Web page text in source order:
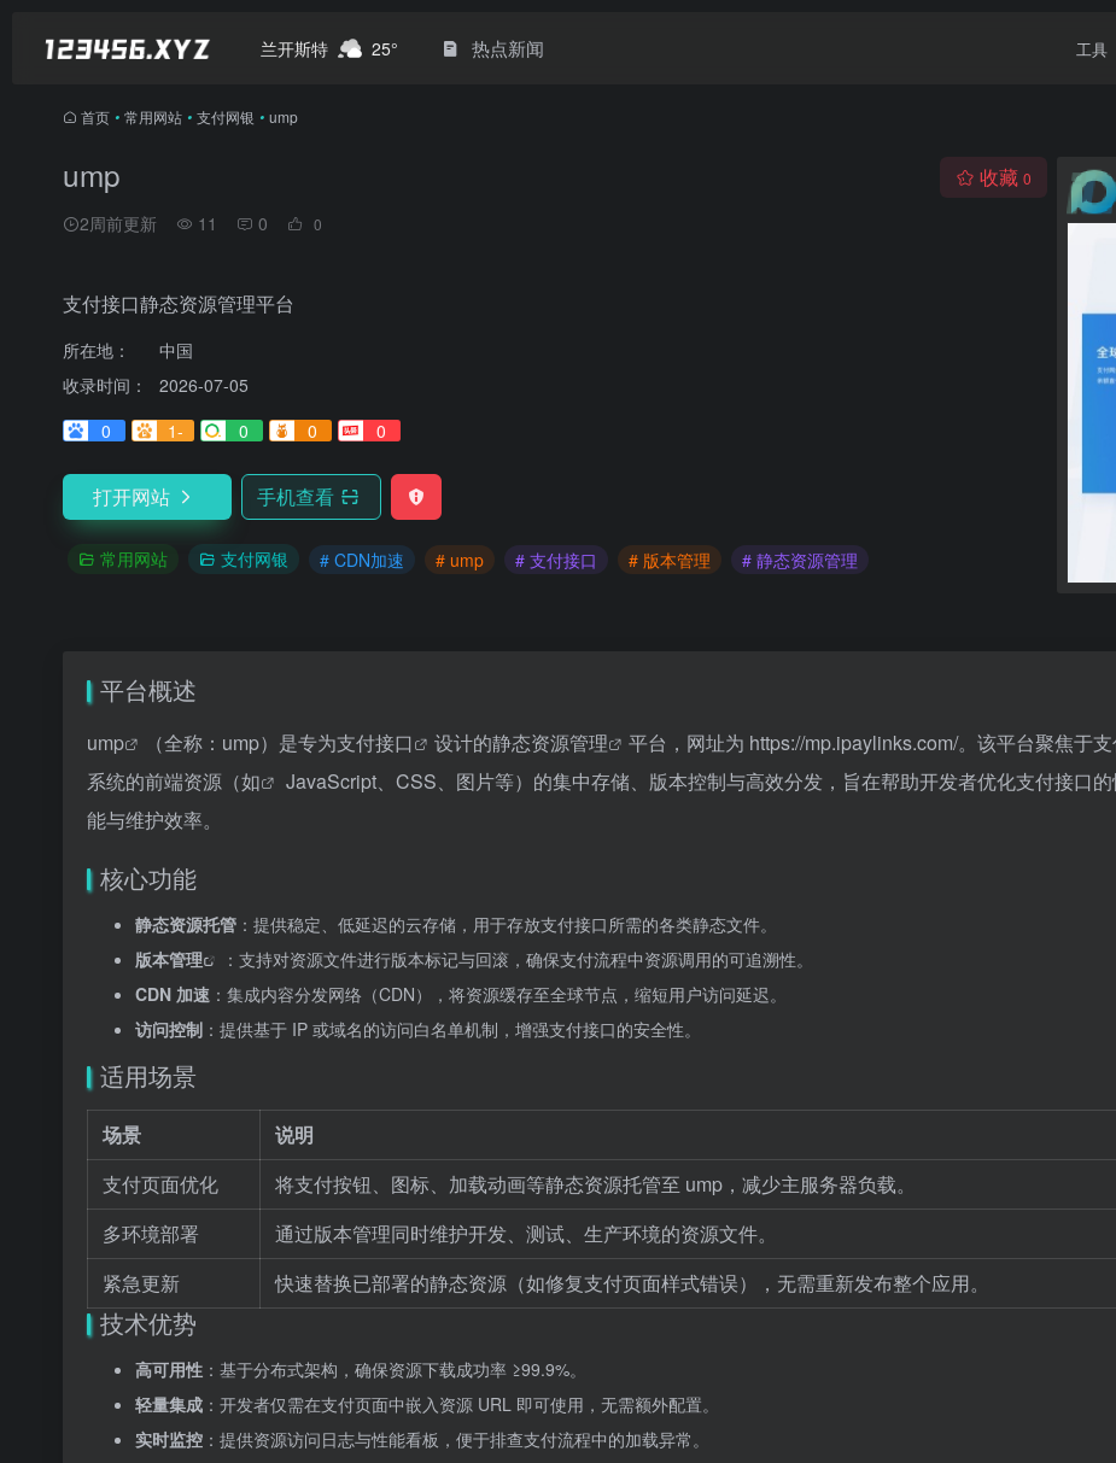
兰开斯特 25° 热点新闻 工具
首页 • 常用网站 • 支付网银 • ump
ump
2周前更新 11 0 0
收藏 0
支付接口静态资源管理平台
所在地：
中国
收录时间：
2026-07-05
0
1- 0 0 0
打开网站 手机查看
常用网站 支付网银 # CDN加速 # ump # 支付接口 # 版本管理 # 静态资源管理
平台概述
ump （全称：ump）是专为支付接口 设计的静态资源管理 平台，网址为 https://mp.ipaylinks.com/。该平台聚焦于
系统的前端资源（如
JavaScript、CSS、图片等）的集中存储、版本控制与高效分发，旨在帮助开发者优化支付接口的
能与维护效率。
核心功能
静态资源托管 ：提供稳定、低延迟的云存储，用于存放支付接口所需的各类静态文件。
版本管理
：支持对资源文件进行版本标记与回滚，确保支付流程中资源调用的可追溯性。
CDN 加速 ：集成内容分发网络（CDN），将资源缓存至全球节点，缩短用户访问延迟。
访问控制 ：提供基于 IP 或域名的访问白名单机制，增强支付接口的安全性。
适用场景
场景
说明
支付页面优化
将支付按钮、图标、加载动画等静态资源托管至 ump，减少主服务器负载。
多环境部署
通过版本管理同时维护开发、测试、生产环境的资源文件。
紧急更新
快速替换已部署的静态资源（如修复支付页面样式错误），无需重新发布整个应用。
技术优势
高可用性 ：基于分布式架构，确保资源下载成功率 ≥99.9%。
轻量集成 ：开发者仅需在支付页面中嵌入资源 URL 即可使用，无需额外配置。
实时监控 ：提供资源访问日志与性能看板，便于排查支付流程中的加载异常。